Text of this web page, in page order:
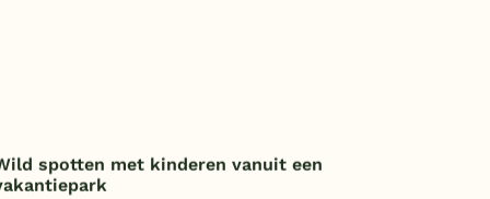
spotten met kinderen vanuit een